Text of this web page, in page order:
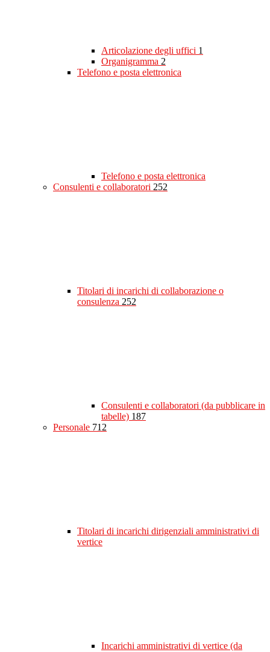
Articolazione degli uffici 1
Organigramma 2
Telefono e posta elettronica
Telefono e posta elettronica
Consulenti e collaboratori 252
Titolari di incarichi di collaborazione o
consulenza 252
Consulenti e collaboratori (da pubblicare in
tabelle) 187
Personale 712
Titolari di incarichi dirigenziali amministrativi di
vertice
Incarichi amministrativi di vertice (da